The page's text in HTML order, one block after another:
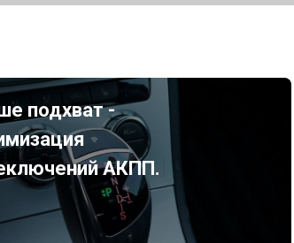
подхват -
АКПП.